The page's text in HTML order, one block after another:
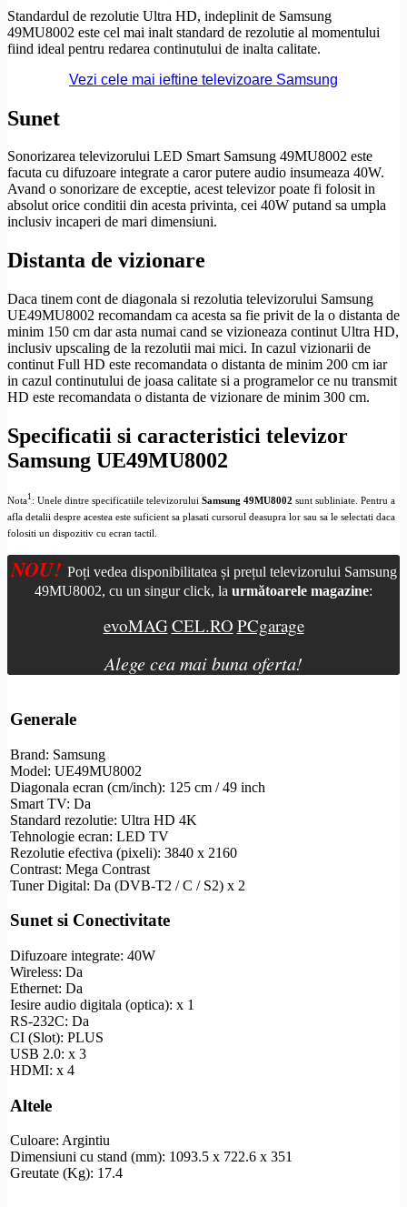
Standardul de rezolutie Ultra HD, indeplinit de Samsung
49MU8002 este cel mai inalt standard de rezolutie al momentului
fiind ideal pentru redarea continutului de inalta calitate.
Vezi cele mai ieftine televizoare Samsung
Sunet
Sonorizarea televizorului LED Smart Samsung 49MU8002 este
facuta cu difuzoare integrate a caror putere audio insumeaza 40W.
Avand o sonorizare de exceptie, acest televizor poate fi folosit in
absolut orice conditii din acesta privinta, cei 40W putand sa umpla
inclusiv incaperi de mari dimensiuni.
Distanta de vizionare
Daca tinem cont de diagonala si rezolutia televizorului Samsung
UE49MU8002 recomandam ca acesta sa fie privit de la o distanta de
minim 150 cm dar asta numai cand se vizioneaza continut Ultra HD,
inclusiv upscaling de la rezolutii mai mici. In cazul vizionarii de
continut Full HD este recomandata o distanta de minim 200 cm iar
in cazul continutului de joasa calitate si a programelor ce nu transmit
HD este recomandata o distanta de vizionare de minim 300 cm.
Specificatii si caracteristici televizor
Samsung UE49MU8002
Nota1 : Unele dintre specificatiile televizorului Samsung 49MU8002 sunt subliniate. Pentru a
afla detalii despre acestea este suficient sa plasati cursorul deasupra lor sau sa le selectati daca
folositi un dispozitiv cu ecran tactil.
NOU! Poți vedea disponibilitatea și prețul televizorului Samsung
49MU8002, cu un singur click, la următoarele magazine:
evoMAGCEL.RO PCgarage
Alege cea mai buna oferta!
Generale
Brand: Samsung
Model: UE49MU8002
Diagonala ecran (cm/inch): 125 cm / 49 inch
Smart TV: Da
Standard rezolutie: Ultra HD 4K
Tehnologie ecran: LED TV
Rezolutie efectiva (pixeli): 3840 x 2160
Contrast: Mega Contrast
Tuner Digital: Da (DVB-T2 / C / S2) x 2
Sunet si Conectivitate
Difuzoare integrate: 40W
Wireless: Da
Ethernet: Da
Iesire audio digitala (optica): x 1
RS-232C: Da
CI (Slot): PLUS
USB 2.0: x 3
HDMI: x 4
Altele
Culoare: Argintiu
Dimensiuni cu stand (mm): 1093.5 x 722.6 x 351
Greutate (Kg): 17.4